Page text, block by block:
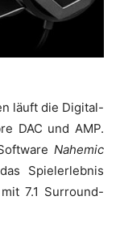
läuft die Digital-
DAC und AMP.
Nahemic
Spielerlebnis
7.1 Surround-